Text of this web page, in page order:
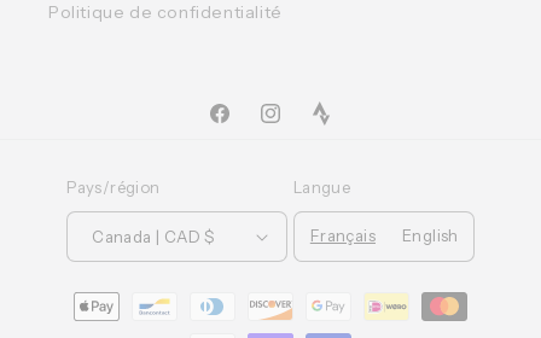
Politique de confidentialité
FacebookInstagramTikTok
Pays/région
Canada | CAD $
Langue
Français English
Moyens